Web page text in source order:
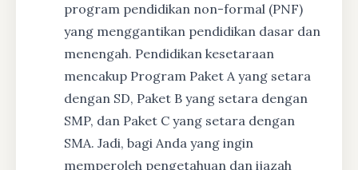
program pendidikan non-formal (PNF)
yang menggantikan pendidikan dasar dan
menengah. Pendidikan kesetaraan
mencakup Program Paket A yang setara
dengan SD, Paket B yang setara dengan
SMP, dan Paket C yang setara dengan
SMA. Jadi, bagi Anda yang ingin
memperoleh pengetahuan dan ijazah